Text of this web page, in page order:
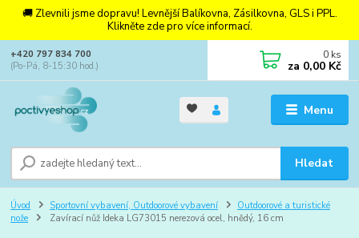
🚚 Zlevnili jsme dopravu! Levnější Balíkovna, Zásilkovna, GLS i PPL.
Klikněte zde pro více informací.
Menu
Hledat
+420 797 834 700
(Po-Pá, 8-15:30 hod.)
0 ks
za 0,00 Kč
Úvod Sportovní vybavení, Outdoorové vybavení
Outdoorové a turistické
nože
Zavírací nůž Ideka LG73015 nerezová ocel, hnědý, 16 cm